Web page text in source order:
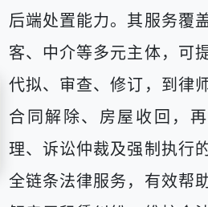
后端处置能力。其服务覆
客、中介等多元主体，可
代拟、审查、修订，到律
合同解除、房屋收回，
理、诉讼仲裁及强制执行
全链条法律服务，有效帮